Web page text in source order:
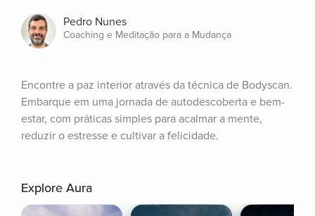
Pedro Nunes
Coaching e Meditação para a Mudança
Encontre a paz interior através da técnica de Bodyscan.
Embarque em uma jornada de autodescoberta e bem-
estar, com práticas simples para acalmar a mente,
reduzir o estresse e cultivar a felicidade.
Explore Aura